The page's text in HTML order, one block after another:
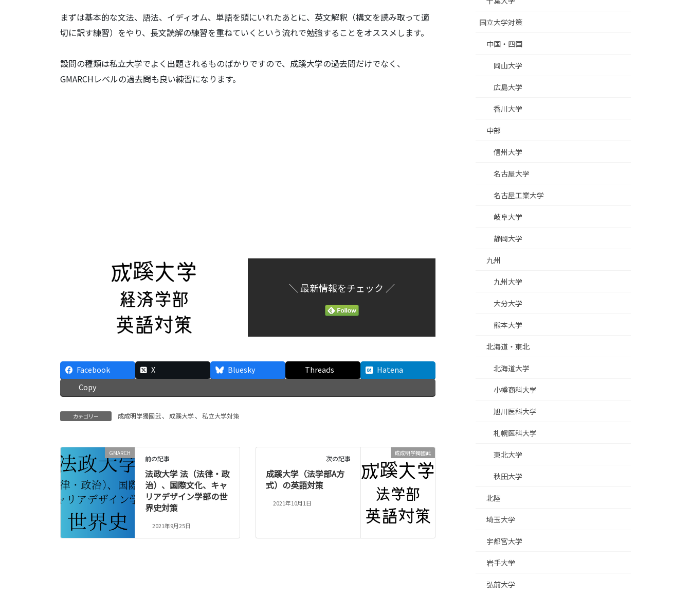
まずは基本的な文法、語法、イディオム、単語を頭にいれたあとに、英文解釈（構文を読み取って適
切に訳す練習）をやり、長文読解の練習を重ねていくという流れで勉強することをオススメします。
設問の種類は私立大学でよく出題されるものばかりですので、成蹊大学の過去問だけでなく、
GMARCHレベルの過去問も良い練習になります。
＼ 最新情報をチェック ／
Facebook X Bluesky Threads
Hatena
Copy
カテゴリー 成成明学獨國武、 成蹊大学、 私立大学対策
GMARCH
前の記事
法政大学 法（法律・政
治）、国際文化、キャ
リアデザイン学部の世
界史対策
2021年9月25日
成成明学獨國武
次の記事
成蹊大学（法学部A方
式）の英語対策
2021年10月1日
国立大学対策
中国・四国
岡山大学
広島大学
香川大学
中部
信州大学
名古屋大学
名古屋工業大学
岐阜大学
静岡大学
九州
九州大学
大分大学
熊本大学
北海道・東北
北海道大学
小樽商科大学
旭川医科大学
札幌医科大学
東北大学
秋田大学
北陸
埼玉大学
宇都宮大学
岩手大学
弘前大学